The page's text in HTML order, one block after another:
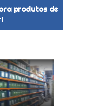
produtos de